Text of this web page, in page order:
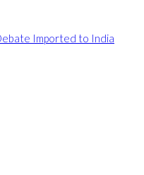
Imported to India